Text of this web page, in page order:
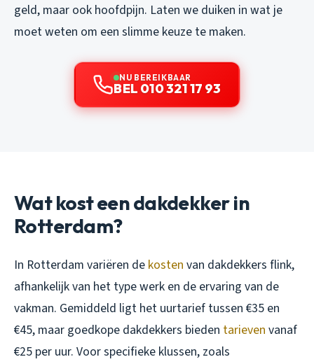
geld, maar ook hoofdpijn. Laten we duiken in wat je
moet weten om een slimme keuze te maken.
NU BEREIKBAAR
BEL 010 321 17 93
Wat kost een dakdekker in
Rotterdam?
In Rotterdam variëren de kosten van dakdekkers flink,
afhankelijk van het type werk en de ervaring van de
vakman. Gemiddeld ligt het uurtarief tussen €35 en
€45, maar goedkope dakdekkers bieden tarieven vanaf
€25 per uur. Voor specifieke klussen, zoals